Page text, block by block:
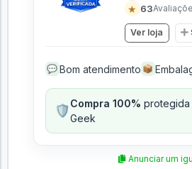
★ 63
Ver loja
💬 Bom atendimento 📦
🛡️Compra 100% protegida
Geek
Anunciar um